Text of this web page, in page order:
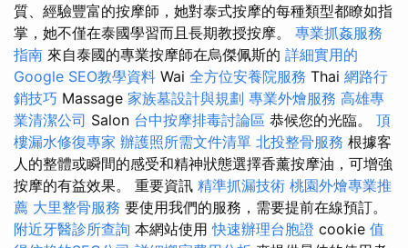
質、經驗豐富的按摩師，她對泰式按摩的每種類型都瞭如指
掌，她不僅在泰國學習而且長期教授按摩。 專業抓姦服務
指南 來自泰國的專業按摩師在烏傑佩斯的 詳細實用的
Google SEO教學資料 Wai 全方位安養院服務 Thai 網路行
銷技巧 Massage 家族墓設計與規劃 專業外燴服務 高雄專
業清潔公司 Salon 台中按摩排毒討論區 恭候您的光臨。 頂
樓漏水修復專家 辦護照所需文件清單 北投整骨服務 根據客
人的整體或瞬間的感受和精神狀態選擇香薰按摩油，可增強
按摩的有益效果。 重要資訊 精準抓漏技術 桃園外燴專業推
薦 大里整骨服務 要使用我們的服務，需要提前在線預訂。
附近牙醫診所查詢 本網站使用快速辦理台胞證 cookie 值